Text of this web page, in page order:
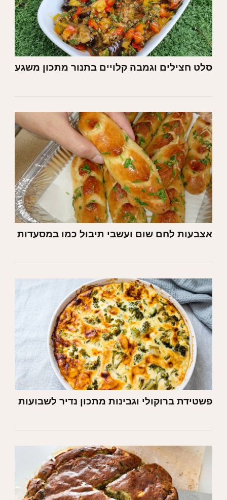
סלט חצילים וגמבה קלויים בתנור מתכון משגע
אצבעות לחם שום ועשבי תיבול כמו במסעדות
פשטידת ברוקולי וגבינות מתכון נדיר לשבועות